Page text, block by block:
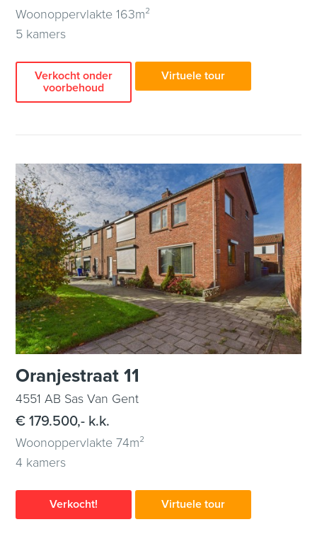
Woonoppervlakte 163m²
5 kamers
Verkocht onder
voorbehoud
Virtuele tour
Oranjestraat 11
4551 AB Sas Van Gent
€ 179.500,- k.k.
Woonoppervlakte 74m²
4 kamers
Verkocht! Virtuele tour